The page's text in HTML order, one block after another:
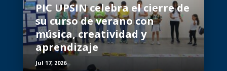
PIC UPSIN celebra el cierre de
su curso de verano con
música, creatividad y
aprendizaje
Jul 17, 2026